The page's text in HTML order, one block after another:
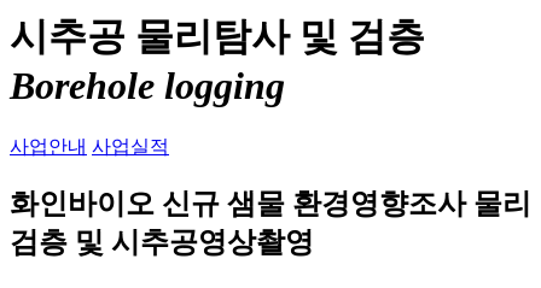
시추공 물리탐사 및 검층
Borehole logging
사업안내 사업실적
화인바이오 신규 샘물 환경영향조사 물리
검층 및 시추공영상촬영